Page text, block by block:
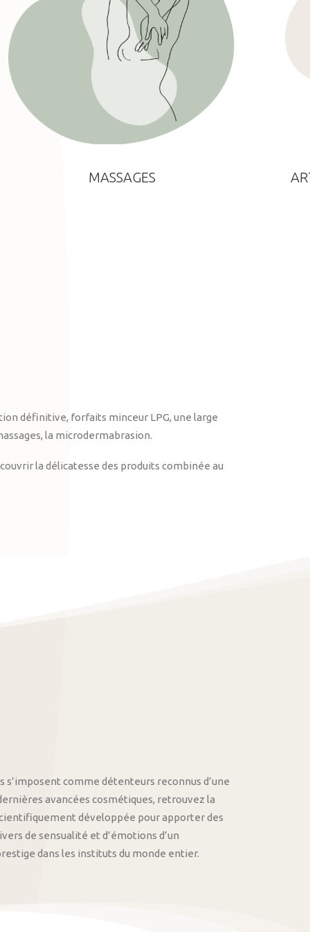
MASSAGES
définitive, forfaits minceur LPG, une large
la microdermabrasion.
la délicatesse des produits combinée au
s’imposent comme détenteurs reconnus d’une
avancées cosmétiques, retrouvez la
développée pour apporter des
de sensualité et d’émotions d’un
dans les instituts du monde entier.